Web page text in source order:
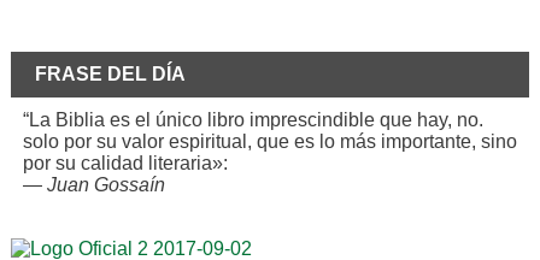
FRASE DEL DÍA
“La Biblia es el único libro imprescindible que hay, no.
solo por su valor espiritual, que es lo más importante, sino
por su calidad literaria»:
— Juan Gossaín